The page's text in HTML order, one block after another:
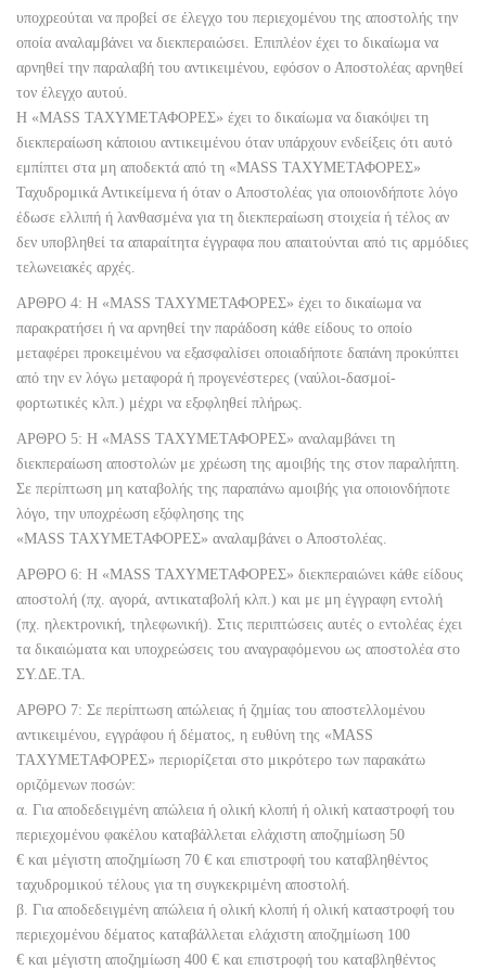
υποχρεούται να προβεί σε έλεγχο του περιεχομένου της αποστολής την
οποία αναλαμβάνει να διεκπεραιώσει. Επιπλέον έχει το δικαίωμα να
αρνηθεί την παραλαβή του αντικειμένου, εφόσον ο Αποστολέας αρνηθεί
τον έλεγχο αυτού.
Η «MASS ΤΑΧΥΜΕΤΑΦΟΡΕΣ» έχει το δικαίωμα να διακόψει τη
διεκπεραίωση κάποιου αντικειμένου όταν υπάρχουν ενδείξεις ότι αυτό
εμπίπτει στα μη αποδεκτά από τη «MASS ΤΑΧΥΜΕΤΑΦΟΡΕΣ»
Ταχυδρομικά Αντικείμενα ή όταν ο Αποστολέας για οποιονδήποτε λόγο
έδωσε ελλιπή ή λανθασμένα για τη διεκπεραίωση στοιχεία ή τέλος αν
δεν υποβληθεί τα απαραίτητα έγγραφα που απαιτούνται από τις αρμόδιες
τελωνειακές αρχές.
ΑΡΘΡΟ 4: Η «MASS ΤΑΧΥΜΕΤΑΦΟΡΕΣ» έχει το δικαίωμα να
παρακρατήσει ή να αρνηθεί την παράδοση κάθε είδους το οποίο
μεταφέρει προκειμένου να εξασφαλίσει οποιαδήποτε δαπάνη προκύπτει
από την εν λόγω μεταφορά ή προγενέστερες (ναύλοι-δασμοί-
φορτωτικές κλπ.) μέχρι να εξοφληθεί πλήρως.
ΑΡΘΡΟ 5: Η «MASS ΤΑΧΥΜΕΤΑΦΟΡΕΣ» αναλαμβάνει τη
διεκπεραίωση αποστολών με χρέωση της αμοιβής της στον παραλήπτη.
Σε περίπτωση μη καταβολής της παραπάνω αμοιβής για οποιονδήποτε
λόγο, την υποχρέωση εξόφλησης της
«MASS ΤΑΧΥΜΕΤΑΦΟΡΕΣ» αναλαμβάνει ο Αποστολέας.
ΑΡΘΡΟ 6: Η «MASS ΤΑΧΥΜΕΤΑΦΟΡΕΣ» διεκπεραιώνει κάθε είδους
αποστολή (πχ. αγορά, αντικαταβολή κλπ.) και με μη έγγραφη εντολή
(πχ. ηλεκτρονική, τηλεφωνική). Στις περιπτώσεις αυτές ο εντολέας έχει
τα δικαιώματα και υποχρεώσεις του αναγραφόμενου ως αποστολέα στο
ΣΥ.ΔΕ.ΤΑ.
ΑΡΘΡΟ 7: Σε περίπτωση απώλειας ή ζημίας του αποστελλομένου
αντικειμένου, εγγράφου ή δέματος, η ευθύνη της «MASS
ΤΑΧΥΜΕΤΑΦΟΡΕΣ» περιορίζεται στο μικρότερο των παρακάτω
οριζόμενων ποσών:
α. Για αποδεδειγμένη απώλεια ή ολική κλοπή ή ολική καταστροφή του
περιεχομένου φακέλου καταβάλλεται ελάχιστη αποζημίωση 50
€ και μέγιστη αποζημίωση 70 € και επιστροφή του καταβληθέντος
ταχυδρομικού τέλους για τη συγκεκριμένη αποστολή.
β. Για αποδεδειγμένη απώλεια ή ολική κλοπή ή ολική καταστροφή του
περιεχομένου δέματος καταβάλλεται ελάχιστη αποζημίωση 100
€ και μέγιστη αποζημίωση 400 € και επιστροφή του καταβληθέντος